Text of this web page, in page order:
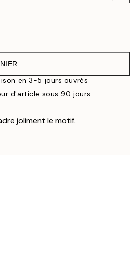
$97.95
en 3-5 jours ouvrés
d'article sous 90 jours
joliment le motif.